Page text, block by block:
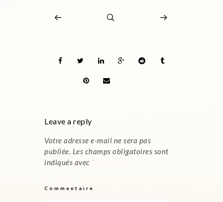
Leave a reply
Votre adresse e-mail ne sera pas
publiée. Les champs obligatoires sont
indiqués avec *
Commentaire *